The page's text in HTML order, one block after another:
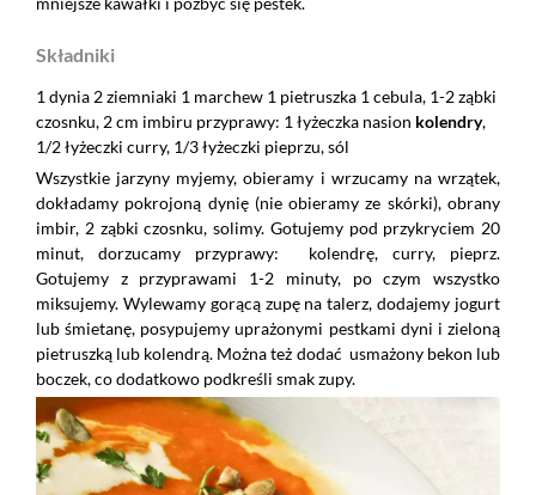
Składniki
1 dynia 2 ziemniaki 1 marchew 1 pietruszka 1 cebula, 1-2 ząbki
czosnku, 2 cm imbiru przyprawy: 1 łyżeczka nasion kolendry,
1/2 łyżeczki curry, 1/3 łyżeczki pieprzu, sól
Wszystkie jarzyny myjemy, obieramy i wrzucamy na wrzątek,
dokładamy pokrojoną dynię (nie obieramy ze skórki), obrany
imbir, 2 ząbki czosnku, solimy. Gotujemy pod przykryciem 20
minut, dorzucamy przyprawy: kolendrę, curry, pieprz.
Gotujemy z przyprawami 1-2 minuty, po czym wszystko
miksujemy. Wylewamy gorącą zupę na talerz, dodajemy jogurt
lub śmietanę, posypujemy uprażonymi pestkami dyni i zieloną
pietruszką lub kolendrą. Można też dodać usmażony bekon lub
boczek, co dodatkowo podkreśli smak zupy.